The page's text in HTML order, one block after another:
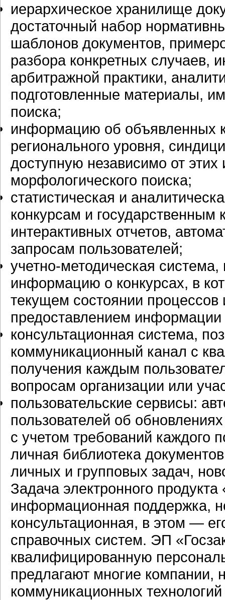
иерархическое хранилище
достаточный набор
шаблонов документов,
разбора конкретных случаев,
арбитражной практики,
подготовленные материалы,
поиска;
информацию об объявленных
регионального уровня,
доступную независимо от
морфологического поиска;
статистическая и
конкурсам и государственным
интерактивных отчетов,
запросам пользователей;
учетно-методическая
информацию о конкурсах, в
текущем состоянии
предоставлением
консультационная система,
коммуникационный канал с
получения каждым
вопросам организации или
пользовательские сервисы:
пользователей об
с учетом требований каждого
личная библиотека
личных и групповых задач,
Задача электронного
информационная поддержка,
консультационная, в этом —
справочных систем. ЭП
квалифицированную
предлагают многие компании,
коммуникационных